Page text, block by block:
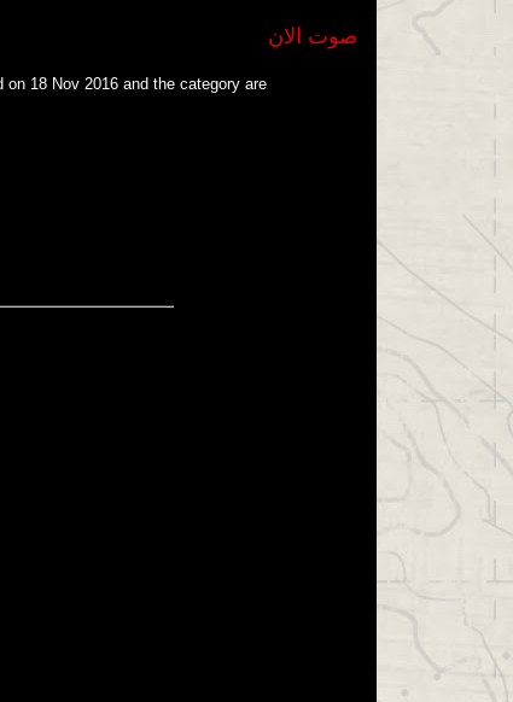
صوت الان
18 Nov 2016 and the category are